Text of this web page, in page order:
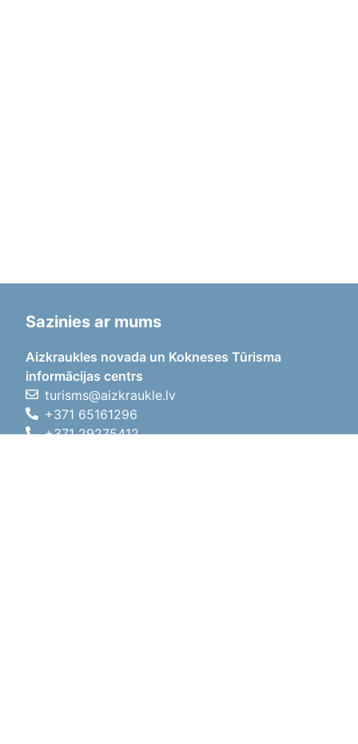
Sazinies ar mums
Aizkraukles novada un Kokneses Tūrisma
informācijas centrs
turisms@aizkraukle.lv
+371 65161296
+371 29275412